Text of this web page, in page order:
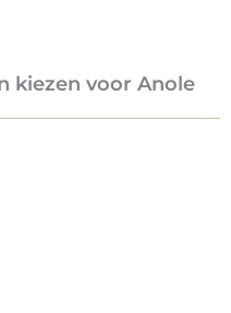
kiezen voor Anole